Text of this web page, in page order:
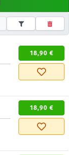
18,90 €
18,90 €